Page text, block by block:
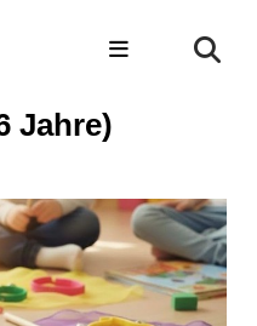
Jahre)